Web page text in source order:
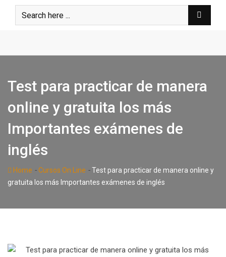
Test para practicar de manera
online y gratuita los más
Importantes exámenes de
inglés
Home -Cursos On Line -Test para practicar de manera online y
gratuita los más Importantes exámenes de inglés